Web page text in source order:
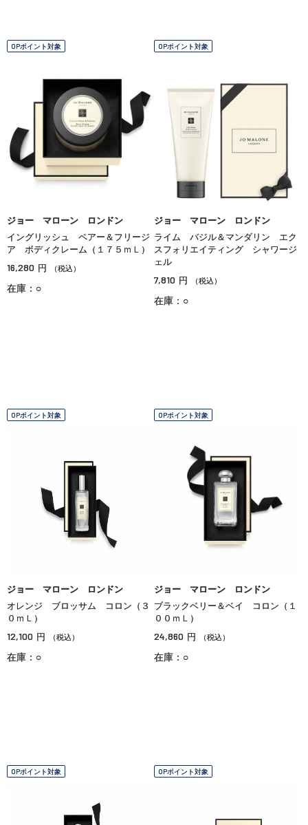
OPポイント対象
ジョー マローン ロンドン
イングリッシュ ペアー＆フリージ
ア ボディクレーム（１７５ｍＬ）
16,280 円 （税込）
在庫：○
OPポイント対象
ジョー マローン ロンドン
ライム バジル＆マンダリン エク
スフォリエイティング シャワージ
ェル
7,810 円 （税込）
在庫：○
OPポイント対象
ジョー マローン ロンドン
オレンジ ブロッサム コロン（３
０ｍＬ）
12,100 円 （税込）
在庫：○
OPポイント対象
ジョー マローン ロンドン
ブラックベリー＆ベイ コロン（１
００ｍＬ）
24,860 円 （税込）
在庫：○
OPポイント対象 OPポイント対象